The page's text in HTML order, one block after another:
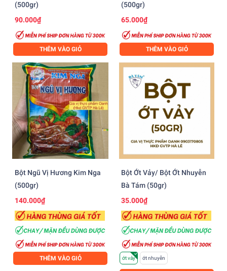
(500gr)
90.000₫
THÊM VÀO GIỎ
(500gr)
65.000₫
THÊM VÀO GIỎ
Bột Ngũ Vị Hương Kim Nga
(500gr)
140.000₫
THÊM VÀO GIỎ
Bột Ớt Vảy/ Bột Ớt Nhuyễn
Bà Tám (50gr)
35.000₫
ớt vảy ớt nhuyễn